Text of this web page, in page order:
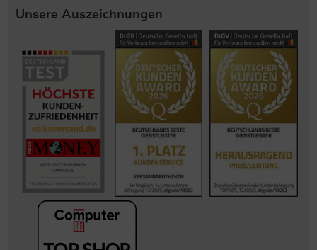
Unsere Auszeichnungen